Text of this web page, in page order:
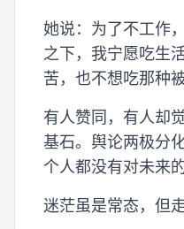
她说：为了不工作
之下，我宁愿吃生
苦，也不想吃那种
有人赞同，有人却
基石。舆论两极分
个人都没有对未来的
迷茫虽是常态，但